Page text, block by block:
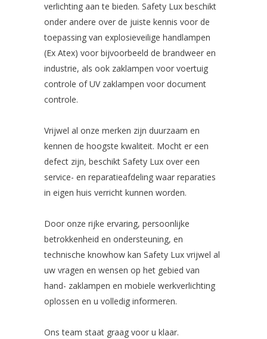
verlichting aan te bieden. Safety Lux beschikt
onder andere over de juiste kennis voor de
toepassing van explosieveilige handlampen
(Ex Atex) voor bijvoorbeeld de brandweer en
industrie, als ook zaklampen voor voertuig
controle of UV zaklampen voor document
controle.
Vrijwel al onze merken zijn duurzaam en
kennen de hoogste kwaliteit. Mocht er een
defect zijn, beschikt Safety Lux over een
service- en reparatieafdeling waar reparaties
in eigen huis verricht kunnen worden.
Door onze rijke ervaring, persoonlijke
betrokkenheid en ondersteuning, en
technische knowhow kan Safety Lux vrijwel al
uw vragen en wensen op het gebied van
hand- zaklampen en mobiele werkverlichting
oplossen en u volledig informeren.
Ons team staat graag voor u klaar.